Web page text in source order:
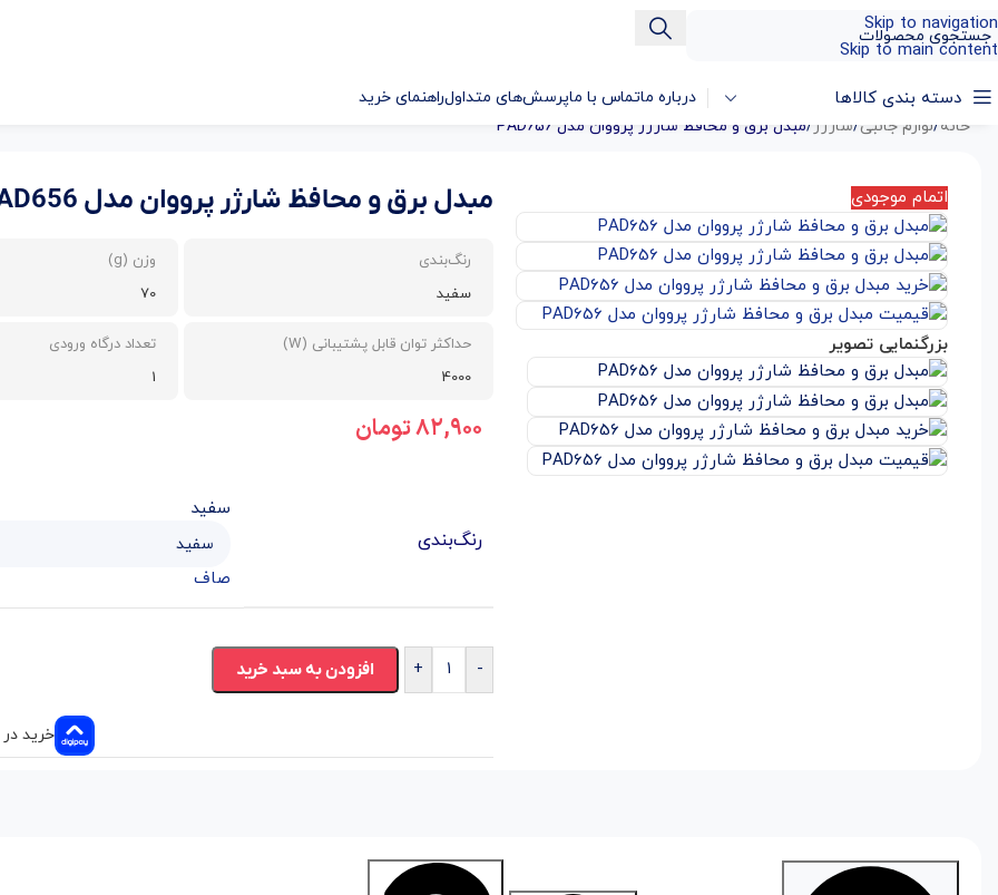
Skip to navigation
Skip to main content
دسته بندی کالاها درباره ماتماس با ماپرسش‌های متداولراهنمای خرید
خانه/لوازم جانبی/شارژر /مبدل برق و محافظ شارژر پرووان مدل PAD656
اتمام موجودی
بزرگنمایی تصویر
مبدل برق و محافظ شارژر پرووان مدل PAD656
رنگ‌بندی
سفید
وزن (g)
70
حداکثر توان قابل پشتیبانی (W)
4000
تعداد درگاه ورودی
1
۸۲,۹۰۰تومان
رنگ‌بندی
سفید
صاف
-
+ افزودن به سبد خرید
خرید در ۴